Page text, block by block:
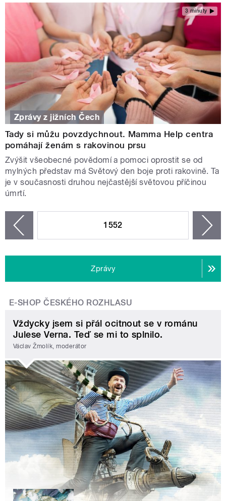
3 minuty
Zprávy z jižních Čech
Tady si můžu povzdychnout. Mamma Help centra
pomáhají ženám s rakovinou prsu
Zvýšit všeobecné povědomí a pomoci oprostit se od
mylných představ má Světový den boje proti rakovině. Ta
je v současnosti druhou nejčastější světovou příčinou
úmrtí.
1552
Zprávy
E-SHOP ČESKÉHO ROZHLASU
Vždycky jsem si přál ocitnout se v románu
Julese Verna. Teď se mi to splnilo.
Václav Žmolík, moderátor